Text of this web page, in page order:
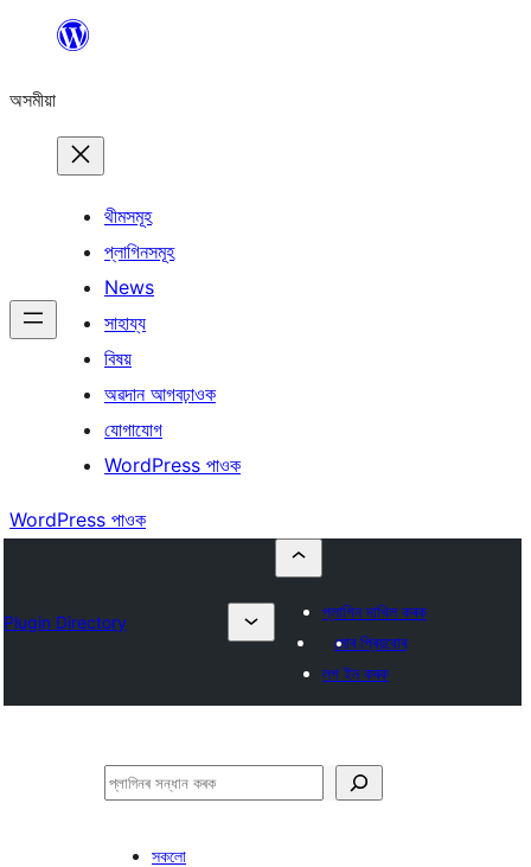
বিষয়বস্তুলৈ
অসমীয়া
থীমসমূহ
প্লাগিনসমূহ
News
সাহায্য
বিষয়
অৱদান আগবঢ়াওক
যোগাযোগ
WordPress পাওক
WordPress পাওক
Plugin Directory
প্লাগিন দাখিল কৰক
মোৰ প্ৰিয়বোৰ
লগ ইন কৰক
সন্ধান
সকলো